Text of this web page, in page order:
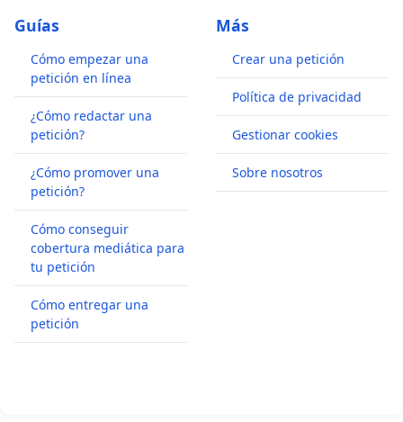
Compagnia Cronopis.
Guías
Cómo empezar una
petición en línea
¿Cómo redactar una
petición?
¿Cómo promover una
petición?
Cómo conseguir
cobertura mediática para
tu petición
Cómo entregar una
petición
Más
Crear una petición
Política de privacidad
Gestionar cookies
Sobre nosotros